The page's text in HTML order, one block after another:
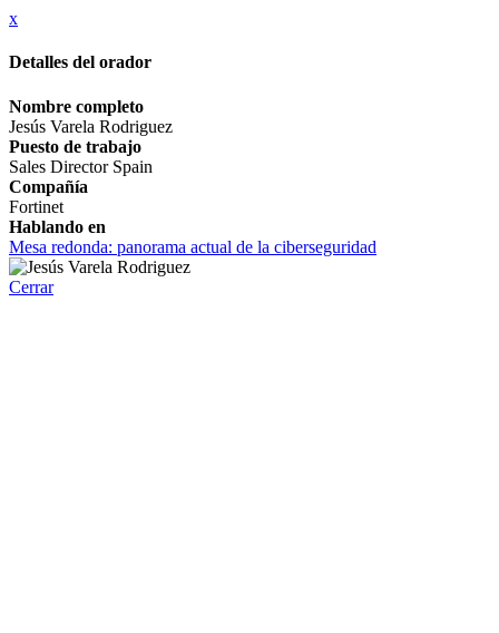
x
Detalles del orador
Nombre completo
Jesús Varela Rodriguez
Puesto de trabajo
Sales Director Spain
Compañía
Fortinet
Hablando en
Mesa redonda: panorama actual de la ciberseguridad
Cerrar